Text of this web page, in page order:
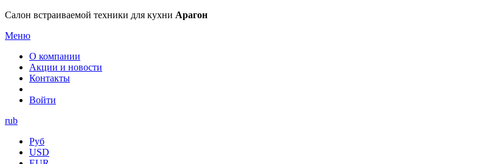
Салон встраиваемой техники для кухни Арагон
Меню
О компании
Акции и новости
Контакты
Войти
rub
Руб
USD